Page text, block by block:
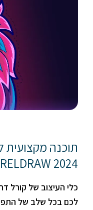
תוכנה מקצועית
2024
כלי העיצוב של קורל
לכם בכל שלב של